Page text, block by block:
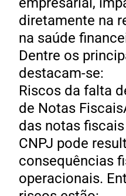
diretamente na
na saúde
Dentre os
destacam-se:
Riscos da falta
de Notas
das notas
CNPJ pode
consequências
operacionais.